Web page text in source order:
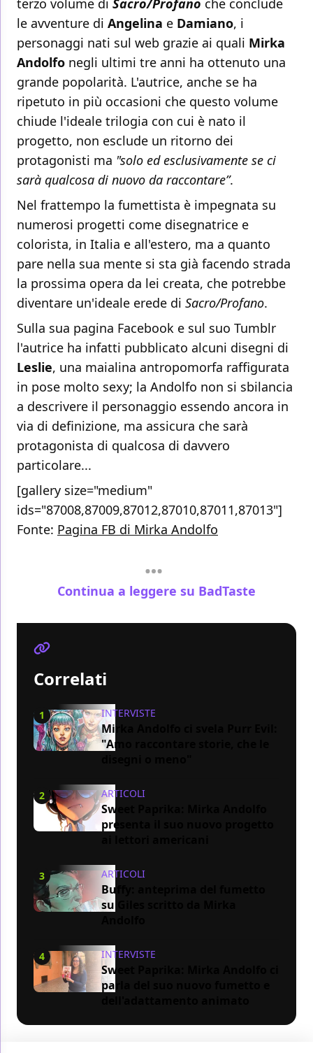
terzo volume di Sacro/Profano che conclude
le avventure di Angelina e Damiano, i
personaggi nati sul web grazie ai quali Mirka
Andolfo negli ultimi tre anni ha ottenuto una
grande popolarità. L'autrice, anche se ha
ripetuto in più occasioni che questo volume
chiude l'ideale trilogia con cui è nato il
progetto, non esclude un ritorno dei
protagonisti ma "solo ed esclusivamente se ci
sarà qualcosa di nuovo da raccontare”.
Nel frattempo la fumettista è impegnata su
numerosi progetti come disegnatrice e
colorista, in Italia e all'estero, ma a quanto
pare nella sua mente si sta già facendo strada
la prossima opera da lei creata, che potrebbe
diventare un'ideale erede di Sacro/Profano.
Sulla sua pagina Facebook e sul suo Tumblr
l'autrice ha infatti pubblicato alcuni disegni di
Leslie, una maialina antropomorfa raffigurata
in pose molto sexy; la Andolfo non si sbilancia
a descrivere il personaggio essendo ancora in
via di definizione, ma assicura che sarà
protagonista di qualcosa di davvero
particolare...
[gallery size="medium"
ids="87008,87009,87012,87010,87011,87013"]
Fonte: Pagina FB di Mirka Andolfo
Continua a leggere su BadTaste
Correlati
1 INTERVISTE
Mirka Andolfo ci svela Purr Evil:
"Amo raccontare storie, che le
2 ARTICOLI
Sweet Paprika: Mirka Andolfo
presenta il suo nuovo progetto
3 ARTICOLI
Buffy: anteprima del fumetto
su Giles scritto da Mirka
4 INTERVISTE
Sweet Paprika: Mirka Andolfo ci
parla del suo nuovo fumetto e